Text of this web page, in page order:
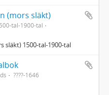
(mors släkt)
tal-1900-tal
släkt) 1500-tal-1900-tal
????-1646